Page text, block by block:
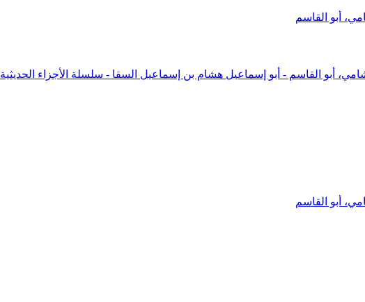
أبو القاسم
أبو القاسم - أبو إسماعيل هشام بن إسماعيل السقا - سلسلة الأجزاء الحديثية 2
أبو القاسم